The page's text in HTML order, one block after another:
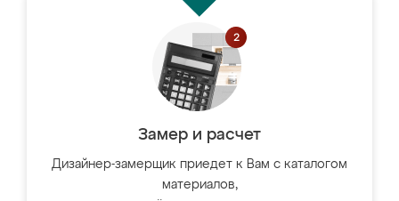
Замер и расчет
Дизайнер-замерщик приедет к Вам с каталогом
материалов,